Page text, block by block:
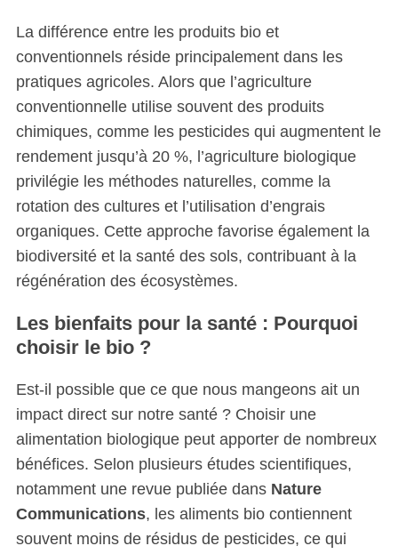
La différence entre les produits bio et
conventionnels réside principalement dans les
pratiques agricoles. Alors que l’agriculture
conventionnelle utilise souvent des produits
chimiques, comme les pesticides qui augmentent le
rendement jusqu’à 20 %, l’agriculture biologique
privilégie les méthodes naturelles, comme la
rotation des cultures et l’utilisation d’engrais
organiques. Cette approche favorise également la
biodiversité et la santé des sols, contribuant à la
régénération des écosystèmes.
Les bienfaits pour la santé : Pourquoi
choisir le bio ?
Est-il possible que ce que nous mangeons ait un
impact direct sur notre santé ? Choisir une
alimentation biologique peut apporter de nombreux
bénéfices. Selon plusieurs études scientifiques,
notamment une revue publiée dans Nature
Communications, les aliments bio contiennent
souvent moins de résidus de pesticides, ce qui